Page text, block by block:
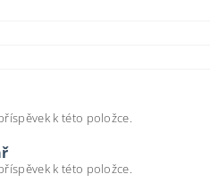
k této položce.
k této položce.